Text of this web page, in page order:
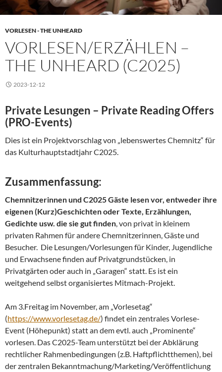
VORLESEN - THE UNHEARD
VORLESEN/ERZÄHLEN –
THE UNHEARD (C2025)
2023-12-12
Private Lesungen – Private Reading Offers
(PRO-Events)
Dies ist ein Projektvorschlag von „lebenswertes Chemnitz“ für
das Kulturhauptstadtjahr C2025.
Zusammenfassung:
Chemnitzerinnen und C2025 Gäste lesen vor, entweder ihre
eigenen (Kurz)Geschichten oder Texte, Erzählungen,
Gedichte usw. die sie gut finden , von privat in kleinem
privaten Rahmen für andere Chemnitzerinnen, Gäste und
Besucher. Die Lesungen/Vorlesungen für Kinder, Jugendliche
und Erwachsene finden auf Privatgrundstücken, in
Privatgärten oder auch in „Garagen“ statt. Es ist ein
weitgehend selbst organisiertes Mitmach-Projekt.
Am 3.Freitag im November, am „Vorlesetag“
(https://www.vorlesetag.de/) findet ein zentrales Vorlese-
Event (Höhepunkt) statt an dem evtl. auch „Prominente“
vorlesen. Das C2025-Team unterstützt bei der Abklärung
rechtlicher Rahmenbedingungen (z.B. Haftpflichtthemen), bei
der zentralen Bekanntmachung/Marketing/Veröffentlichung